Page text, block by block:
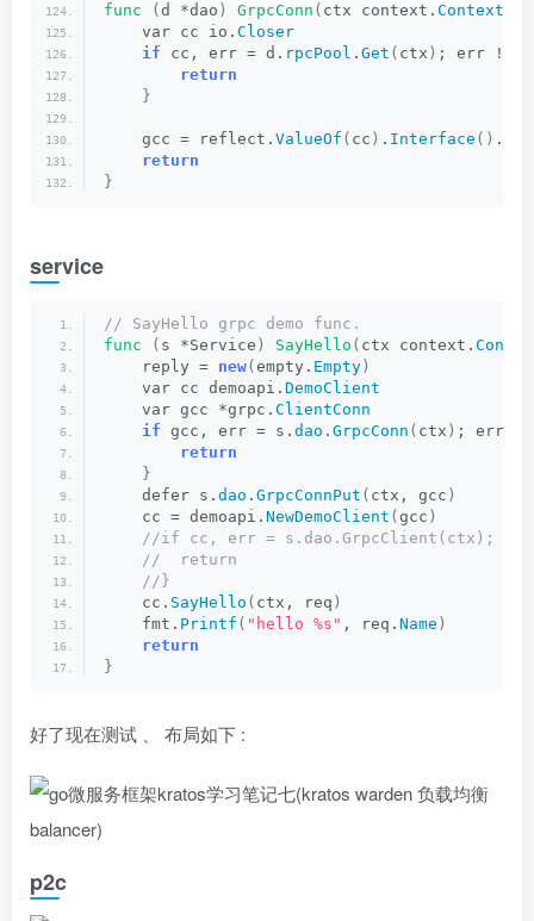
func ( d *dao ) GrpcConn ( ctx context. Context
    var cc io.
Closer
if cc, err = d. rpcPool . Get ( ctx ) ; err !=
return
}
    gcc = reflect.
ValueOf ( cc ) . Interface () .
return
}
service
// SayHello grpc demo func.
func
( s *Service ) SayHello ( ctx context.
    reply =
new( empty. Empty )
    var cc demoapi.
DemoClient
    var gcc *grpc.
ClientConn
if gcc, err = s. dao . GrpcConn ( ctx ) ; err
return
}
    defer s.
dao . GrpcConnPut ( ctx, gcc )
    cc = demoapi.
NewDemoClient ( gcc )
//if cc, err = s.dao.GrpcClient(ctx);
//  return
//}
    cc.
SayHello ( ctx, req )
    fmt.
Printf ( "hello %s" , req. Name )
return
}
好了现在测试 、 布局如下 :
p2c